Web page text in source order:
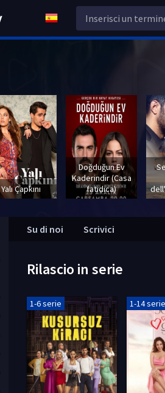
Rilascio in serie
1-6 serie 1-14 serie
Su di noi Scrivici
Yalı Çapkını
Doğduğun Ev
Kaderindir (Casa
fatidica)